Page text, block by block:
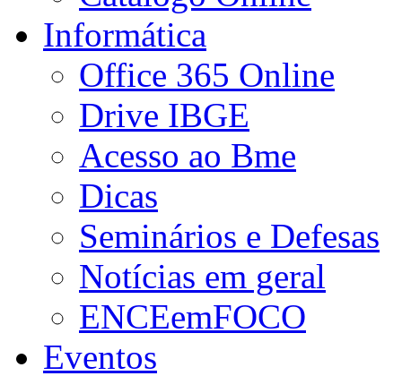
Informática
Office 365 Online
Drive IBGE
Acesso ao Bme
Dicas
Seminários e Defesas
Notícias em geral
ENCEemFOCO
Eventos